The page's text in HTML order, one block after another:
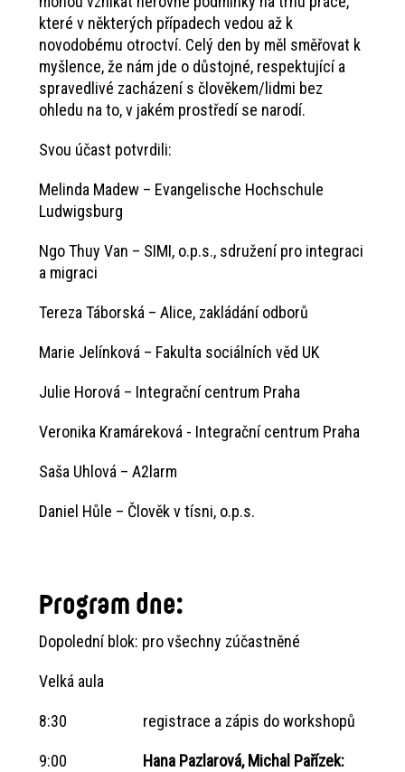
které v některých případech vedou až k
novodobému otroctví. Celý den by měl směřovat k
myšlence, že nám jde o důstojné, respektující a
spravedlivé zacházení s člověkem/lidmi bez
ohledu na to, v jakém prostředí se narodí.
Svou účast potvrdili:
Melinda Madew – Evangelische Hochschule
Ludwigsburg
Ngo Thuy Van – SIMI, o.p.s., sdružení pro integraci
a migraci
Tereza Táborská – Alice, zakládání odborů
Marie Jelínková – Fakulta sociálních věd UK
Julie Horová – Integrační centrum Praha
Veronika Kramáreková - Integrační centrum Praha
Saša Uhlová – A2larm
Daniel Hůle – Člověk v tísni, o.p.s.
Program dne:
Dopolední blok: pro všechny zúčastněné
Velká aula
8:30 registrace a zápis do workshopů
9:00 Hana Pazlarová, Michal Pařízek: